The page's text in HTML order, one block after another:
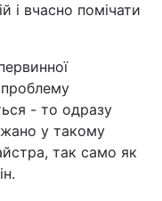
і вчасно помічати
- то одразу
у такому
так само як